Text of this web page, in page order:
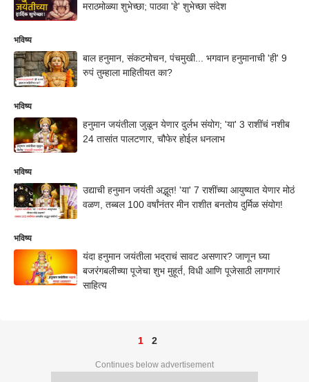
मराठमोळ्या शुभेच्छा; पाठवा 'हे' शुभेच्छा संदेश
भविष्य
बाल हनुमान, संकटमोचन, पंचमुखी... भगवान हनुमानाची 'ही' 9
रुपं तुम्हाला माहितीयत का?
भविष्य
हनुमान जयंतीला जुळून येणार दुर्लभ संयोग; 'या' 3 राशींचं नशीब
24 तासांत पालटणार, चौफेर होईल धनलाभ
भविष्य
उद्याची हनुमान जयंती अद्भूत! 'या' 7 राशींच्या आयुष्यात येणार मोठं
वळण, तब्बल 100 वर्षांनंतर मीन राशीत बनतोय दुर्मिळ संयोग!
भविष्य
यंदा हनुमान जयंतीला भद्राचं सावट असणार? जाणून घ्या
बजरंगबलीच्या पूजेचा शुभ मुहूर्त, विधी आणि पूजेसाठी लागणारं
साहित्य
1 2
Continues below advertisement